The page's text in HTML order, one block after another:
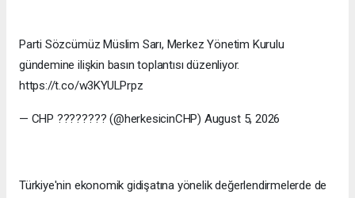
Parti Sözcümüz Müslim Sarı, Merkez Yönetim Kurulu
gündemine ilişkin basın toplantısı düzenliyor.
https://t.co/w3KYULPrpz
— CHP ???????? (@herkesicinCHP) August 5, 2026
Türkiye'nin ekonomik gidişatına yönelik değerlendirmelerde de